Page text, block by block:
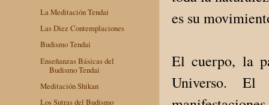
es su
El cuerpo, la
Universo. El
La Meditación Tendai
Las Diez Contemplaciones
Budismo Tendai
Enseñanzas Básicas del
Budismo Tendai
Meditación Shikan
Los Sutras del Budismo